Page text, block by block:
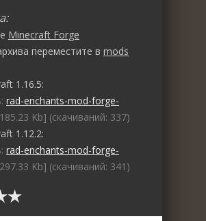
Minecraft Forge
переместите в mods
1.16.5:
rad-enchants-mod-forge-
Kb] (cкачиваний: 337)
1.12.2:
rad-enchants-mod-forge-
Kb] (cкачиваний: 341)